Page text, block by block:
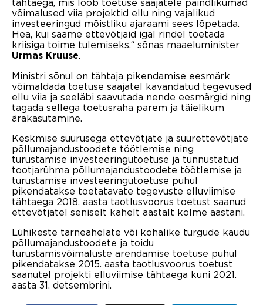
tähtaega, mis loob toetuse saajatele paindlikumad
võimalused viia projektid ellu ning vajalikud
investeeringud mõistliku ajaraami sees lõpetada.
Hea, kui saame ettevõtjaid igal rindel toetada
kriisiga toime tulemiseks,“ sõnas maaeluminister
Urmas Kruuse.
Ministri sõnul on tähtaja pikendamise eesmärk
võimaldada toetuse saajatel kavandatud tegevused
ellu viia ja seeläbi saavutada nende eesmärgid ning
tagada sellega toetusraha parem ja täielikum
ärakasutamine.
Keskmise suurusega ettevõtjate ja suurettevõtjate
põllumajandustoodete töötlemise ning
turustamise investeeringutoetuse ja tunnustatud
tootjarühma põllumajandustoodete töötlemise ja
turustamise investeeringutoetuse puhul
pikendatakse toetatavate tegevuste elluviimise
tähtaega 2018. aasta taotlusvoorus toetust saanud
ettevõtjatel seniselt kahelt aastalt kolme aastani.
Lühikeste tarneahelate või kohalike turgude kaudu
põllumajandustoodete ja toidu
turustamisvõimaluste arendamise toetuse puhul
pikendatakse 2015. aasta taotlusvoorus toetust
saanutel projekti elluviimise tähtaega kuni 2021.
aasta 31. detsembrini.